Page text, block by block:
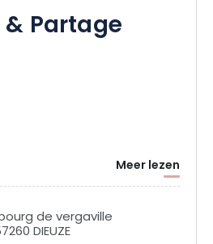
& Partage
Meer lezen
de vergaville
DIEUZE